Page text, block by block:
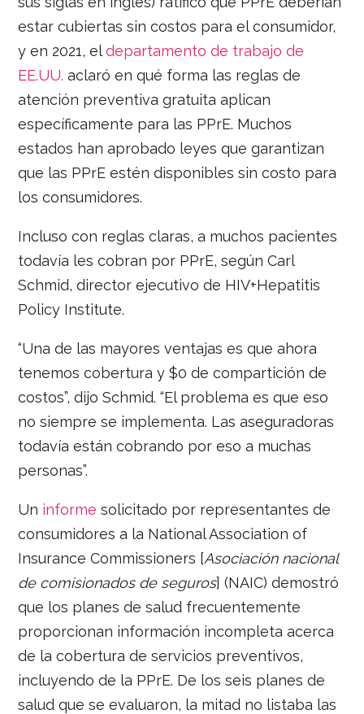
estar cubiertas sin costos para el consumidor,
y en 2021, eldepartamento de trabajo de
EE.UU. aclaró en qué forma las reglas de
atención preventiva gratuita aplican
específicamente para las PPrE. Muchos
estados han aprobado leyes que garantizan
que las PPrE estén disponibles sin costo para
los consumidores.
Incluso con reglas claras, a muchos pacientes
todavía les cobran por PPrE, según Carl
Schmid, director ejecutivo de HIV+Hepatitis
Policy Institute.
“Una de las mayores ventajas es que ahora
tenemos cobertura y $0 de compartición de
costos”, dijo Schmid. “El problema es que eso
no siempre se implementa. Las aseguradoras
todavía están cobrando por eso a muchas
personas”.
Un informe solicitado por representantes de
consumidores a la National Association of
Insurance Commissioners [Asociación nacional
de comisionados de seguros] (NAIC) demostró
que los planes de salud frecuentemente
proporcionan información incompleta acerca
de la cobertura de servicios preventivos,
incluyendo de la PPrE. De los seis planes de
salud que se evaluaron, la mitad no listaba las